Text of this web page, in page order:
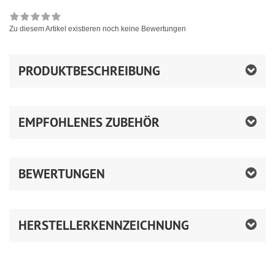
Zu diesem Artikel existieren noch keine Bewertungen
PRODUKTBESCHREIBUNG
EMPFOHLENES ZUBEHÖR
BEWERTUNGEN
HERSTELLERKENNZEICHNUNG